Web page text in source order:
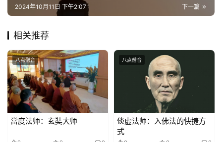
纪
录
教
艺
术
政
策
下一篇
2024年10月11日 下午2:07
相关推荐
八点僧音
當度法师：玄奘大师
八点僧音
倓虚法师：入佛法的快捷方
式